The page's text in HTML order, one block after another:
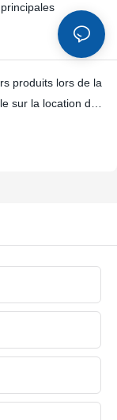
produits lors de la
sur la location de